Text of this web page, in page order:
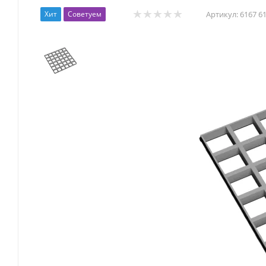
Хит Советуем Артикул: 6167